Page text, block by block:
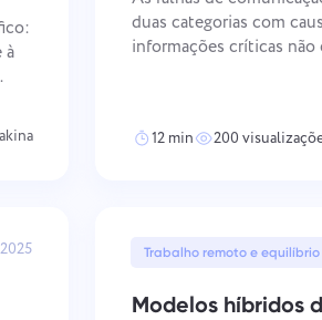
à
duas categorias com
informações críticas não
12 min 200
Trabalho remoto e equilíbrio
Modelos híbridos
um
Fluxos de trabalho de design
simplificados.